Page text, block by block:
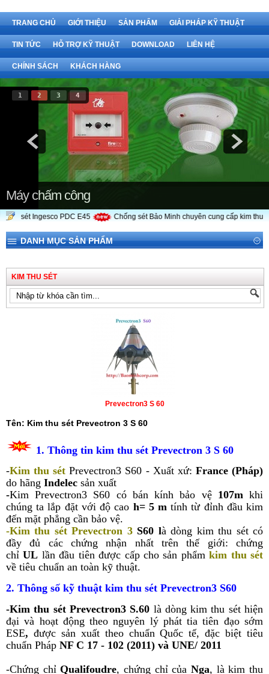
TRANG CHỦ GIỚI THIỆU SẢN PHẨM GIẢI PHÁP KỸ THUẬT
TIN TỨC HỖ TRỢ KỸ THUẬT DOWNLOAD LIÊN HỆ
CHÍNH SÁCH KHÁCH HÀNG
1 2 3 4
Máy chấm công
sét Ingesco PDC E45 Chống sét Bảo Minh chuyên cung cấp kim thu sét
DANH MỤC SẢN PHẨM
KIM THU SÉT
Prevectron3 S 60
Tên: Kim thu sét Prevectron 3 S 60
1. Thông tin kim thu sét Prevectron 3 S 60
-Kim thu sét Prevectron3 S60 - Xuất xứ: France (Pháp)
do hãng Indelec sản xuất
-Kim Prevectron3 S60 có bán kính bảo vệ 107mkhi
chúng ta lắp đặt với độ cao h= 5 mtính từ đỉnh đầu kim
đến mặt phẳng cần bảo vệ.
-Kim thu sét Prevectron 3 S60 là dòng kim thu sét có
đầy đủ các chứng nhận nhất trên thế giới: chứng
chỉUL lần đầu tiên được cấp cho sản phẩmkim thu sét
về tiêu chuẩn an toàn kỹ thuật.
2. Thông số kỹ thuật kim thu sét Prevectron3 S60
-Kim thu sét Prevectron3 S.60 là dòng kim thu sét hiện
đại và hoạt động theo nguyên lý phát tia tiên đạo sớm
ESE, được sản xuất theo chuẩn Quốc tế, đặc biệt tiêu
chuẩn Pháp NF C 17 - 102 (2011) và UNE/ 2011
-Chứng chỉQualifoudre, chứng chỉ củaNga, là kim thu